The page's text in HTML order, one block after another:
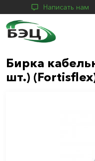
Написать нам
Бирка
шт.)